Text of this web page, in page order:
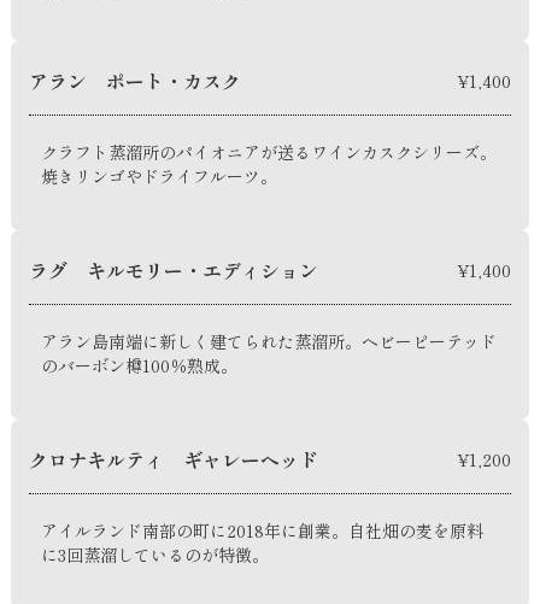
アラン ポート・カスク ¥1,400
クラフト蒸溜所のパイオニアが送るワインカスクシリーズ。
焼きリンゴやドライフルーツ。
ラグ キルモリー・エディション ¥1,400
アラン島南端に新しく建てられた蒸溜所。ヘビーピーテッド
のバーボン樽100％熟成。
クロナキルティ ギャレーヘッド ¥1,200
アイルランド南部の町に2018年に創業。自社畑の麦を原料
に3回蒸溜しているのが特徴。